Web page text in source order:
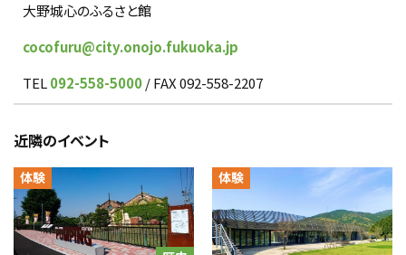
大野城心のふるさと館
cocofuru@city.onojo.fukuoka.jp
TEL092-558-5000/ FAX 092-558-2207
近隣のイベント
体験 体験